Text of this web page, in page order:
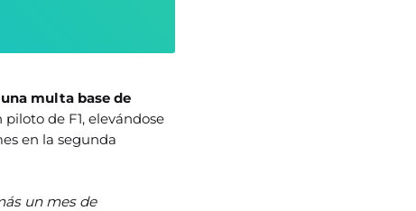
multa base de
de F1, elevándose
en la segunda
un mes de